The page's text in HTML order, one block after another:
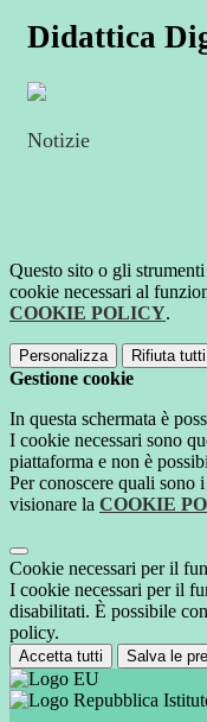
Didattica
Notizie
Questo sito o gli
cookie necessari al
COOKIE POLICY.
Personalizza Rifiuta tutti
Gestione cookie
In questa schermata è
I cookie necessari sono
piattaforma e non è
Per conoscere quali sono
visionare la COOKIE
Cookie necessari per il
I cookie necessari per il
disabilitati. È possibile
policy.
Accetta tutti Salva le